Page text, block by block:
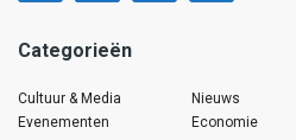
Categorieën
Cultuur & Media
Evenementen
Nieuws
Economie